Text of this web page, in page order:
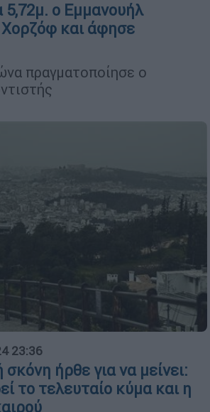
5,72μ. ο Εμμανουήλ
και άφησε
πραγματοποίησε ο
23:36
ήρθε για να μείνει:
το τελευταίο κύμα και η